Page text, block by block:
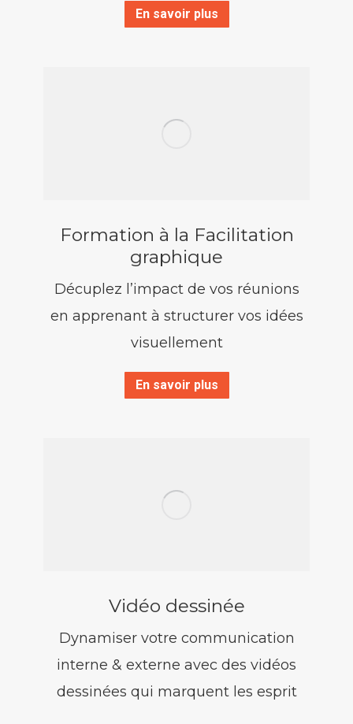
En savoir plus
Formation à la Facilitation
graphique
Décuplez l’impact de vos réunions
en apprenant à structurer vos idées
visuellement
En savoir plus
Vidéo dessinée
Dynamiser votre communication
interne & externe avec des vidéos
dessinées qui marquent les esprit